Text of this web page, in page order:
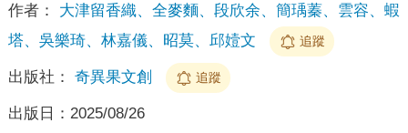
作者：
大津留香織、全麥麵、段欣余、簡瑀蓁、雲容、蝦
塔、吳樂琦、林嘉儀、昭莫、邱嬄文
追蹤
出版社： 奇異果文創 追蹤
出版日： 2025/08/26